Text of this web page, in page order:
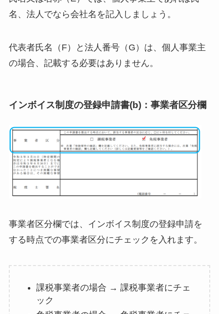
名、法人でなら会社名を記入しましょう。
代表者氏名（F）と法人番号（G）は、個人事業主
の場合、記載する必要はありません。
インボイス制度の登録申請書(b)：事業者区分欄
事業者区分欄では、インボイス制度の登録申請を
する時点での事業者区分にチェックを入れます。
課税事業者の場合 → 課税事業者にチェ
ック